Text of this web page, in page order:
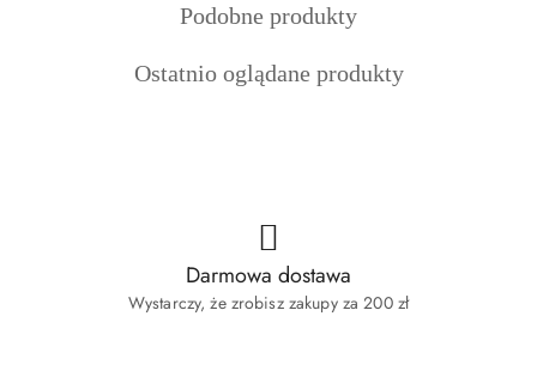
statusie:
statusie:
Produkty
statusie:
Podobne produkty
Produkty
Ostatnio oglądane produkty
Darmowa dostawa
Wystarczy, że zrobisz zakupy za 200 zł